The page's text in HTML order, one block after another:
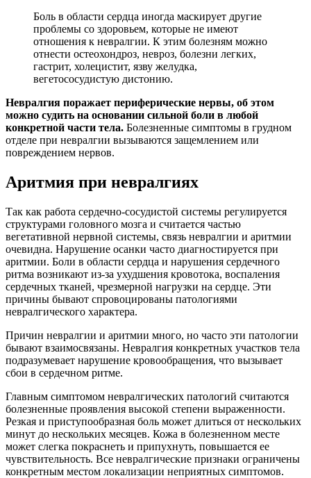
Боль в области сердца иногда маскирует другие
проблемы со здоровьем, которые не имеют
отношения к невралгии. К этим болезням можно
отнести остеохондроз, невроз, болезни легких,
гастрит, холецистит, язву желудка,
вегетососудистую дистонию.
Невралгия поражает периферические нервы, об этом
можно судить на основании сильной боли в любой
конкретной части тела. Болезненные симптомы в грудном
отделе при невралгии вызываются защемлением или
повреждением нервов.
Аритмия при невралгиях
Так как работа сердечно-сосудистой системы регулируется
структурами головного мозга и считается частью
вегетативной нервной системы, связь невралгии и аритмии
очевидна. Нарушение осанки часто диагностируется при
аритмии. Боли в области сердца и нарушения сердечного
ритма возникают из-за ухудшения кровотока, воспаления
сердечных тканей, чрезмерной нагрузки на сердце. Эти
причины бывают спровоцированы патологиями
невралгического характера.
Причин невралгии и аритмии много, но часто эти патологии
бывают взаимосвязаны. Невралгия конкретных участков тела
подразумевает нарушение кровообращения, что вызывает
сбои в сердечном ритме.
Главным симптомом невралгических патологий считаются
болезненные проявления высокой степени выраженности.
Резкая и приступообразная боль может длиться от нескольких
минут до нескольких месяцев. Кожа в болезненном месте
может слегка покраснеть и припухнуть, повышается ее
чувствительность. Все невралгические признаки ограничены
конкретным местом локализации неприятных симптомов.